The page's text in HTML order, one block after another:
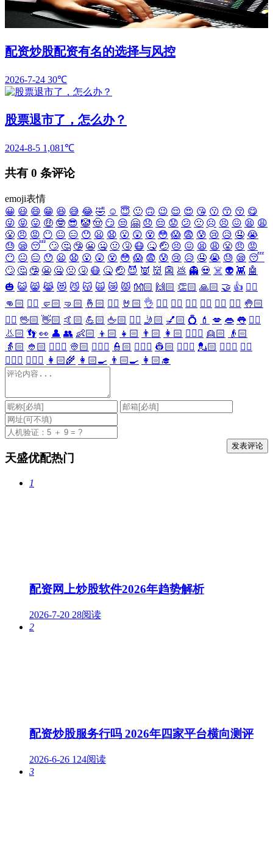
配资炒股配资有名的选择与风控
2026-7-24 30℃
股票退市了，怎么办？
2024-8-5 1,081℃
共有 0 条评论
emoji表情
😀 😃 😄 😁 😆 😅 😂 🤣 ☺️ 😇 🙂 🙃 😉 😌 😍 😘 😗 😙 😚 😋
😜 😝 😛 🤑 🤓 😎 🤡 🤠 😏 😒 🤗 😞 😔 😟 😕 🙁 ☹️ 😣 😖 😫 😩
😤 😠 😡 😶 😐 😑 😯 😦 😧 😮 😲 😵 😳 😱 😨 😰 😢 😥 🤤 😭
😓 😪 😴 🙄 🤔 🤥 😬 🤐 🤢 🤧 😷 🤒 🤕 😣 😖 😫 😩 😤 😠 😡
😶 😐 😑 😯 😦 😧 😮 😲 😵 😳 😱 😨 😰 😢 😥 🤤 😭 😓 😪 😴
🙄 🤔 🤥 😬 🤐 🤢 🤧 😷 🤒 🤕 😈 👿 👹 👺 💩 👻 💀 ☠️ 👽 👾 🤖
🎃 😺 😸 😹 😻 😼 😽 🙀 😿 😾 👐🏻 🙌🏻 👏🏻 🙏🏻 🤝 👍 👎🏻
👊🏻 ✊🏻 🤛🏻 🤜🏻 🤞🏻 ✌🏻 🤘🏻 👌 👈🏻 👉🏻 👆🏻 👇🏻 ☝🏻 ✋🏻 🤚🏻
🖐🏻 🖖🏻 👋🏻 🤙🏻 💪🏻 🖕🏻 ✍🏻 🤳🏻 💅🏻 💍 💄 💋 👄 👅 👂🏻
👃🏻 👣 👀 👤 👥 👶🏻 👦🏻 👧🏻 👨🏻 👩🏻 👱🏻‍♀️ 👱🏻
👴🏻
👵🏻 👲🏻 👳🏻‍♀️ 👳🏻 👮🏻‍♀️ 👮🏻 👷🏻‍♀️ 👷🏻 💂🏻‍♀️ 💂🏻 🕵🏻‍♀️ 🕵🏻
👩🏻‍⚕️ 👨🏻‍⚕️ 👩🏻‍🌾 👩🏻‍🍳 👨🏻‍🍳 👩🏻‍🎓
天盛优配热门
1
配资网上炒股软件2026年趋势解析
2026-7-20 28阅读
2
配资炒股服务行吗 2026年四家平台横向测评
2026-6-26 124阅读
3